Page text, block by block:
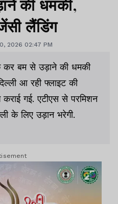
की धमकी,
लैंडिंग
2026 02:47 PM
कर बम से उड़ाने की धमकी
आ रही फ्लाइट की
गई. एटीएस से परमिशन
के लिए उड़ान भरेगी.